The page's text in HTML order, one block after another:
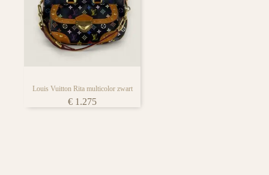
Tovert een lach op het gezicht van
iedere tassen liefhebber
Louis Vuitton Rita multicolor zwart
€ 1.275